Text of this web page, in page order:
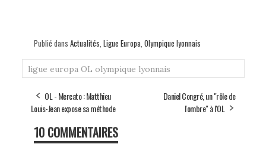
Publié dans Actualités Ligue Europa Olympique lyonnais
ligue europa OL olympique lyonnais
OL - Mercato : Matthieu
Louis-Jean expose sa méthode
Daniel Congré, un "rôle de
l'ombre" à l'OL
10 COMMENTAIRES